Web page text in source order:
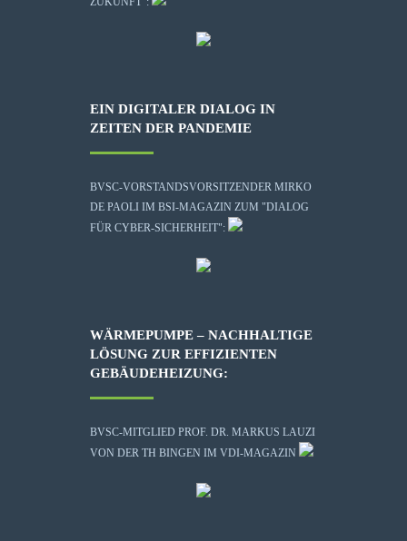
EIN DIGITALER DIALOG IN
ZEITEN DER PANDEMIE
BVSC-VORSTANDSVORSITZENDER MIRKO
DE PAOLI IM BSI-MAGAZIN ZUM "DIALOG
FÜR CYBER-SICHERHEIT":
WÄRMEPUMPE – NACHHALTIGE
LÖSUNG ZUR EFFIZIENTEN
GEBÄUDEHEIZUNG:
BVSC-MITGLIED PROF. DR. MARKUS LAUZI
VON DER TH BINGEN IM VDI-MAGAZIN